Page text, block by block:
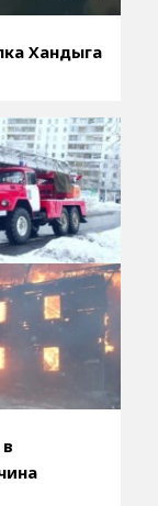
Хандыга